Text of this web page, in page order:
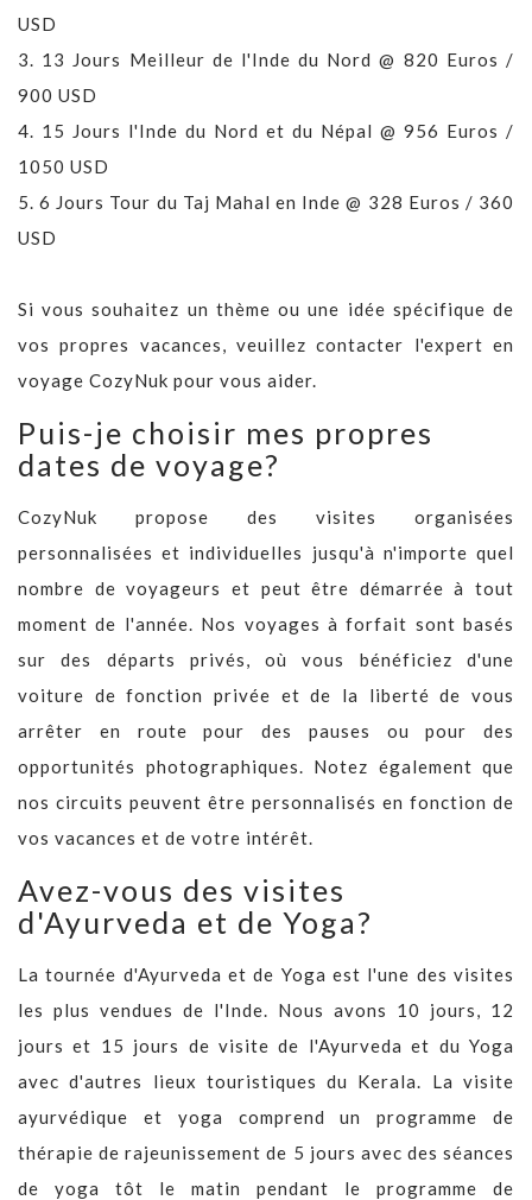
USD
3. 13 Jours Meilleur de l'Inde du Nord @ 820 Euros /
900 USD
4. 15 Jours l'Inde du Nord et du Népal @ 956 Euros /
1050 USD
5.6 Jours Tour du Taj Mahal en Inde @ 328 Euros / 360
USD
Si vous souhaitez un thème ou une idée spécifique de
vos propres vacances, veuillez contacter l'expert en
voyage CozyNuk pour vous aider.
Puis-je choisir mes propres
dates de voyage?
CozyNuk propose des visites organisées
personnalisées et individuelles jusqu'à n'importe quel
nombre de voyageurs et peut être démarrée à tout
moment de l'année. Nos voyages à forfait sont basés
sur des départs privés, où vous bénéficiez d'une
voiture de fonction privée et de la liberté de vous
arrêter en route pour des pauses ou pour des
opportunités photographiques. Notez également que
nos circuits peuvent être personnalisés en fonction de
vos vacances et de votre intérêt.
Avez-vous des visites
d'Ayurveda et de Yoga?
La tournée d'Ayurveda et de Yoga est l'une des visites
les plus vendues de l'Inde. Nous avons 10 jours, 12
jours et 15 jours de visite de l'Ayurveda et du Yoga
avec d'autres lieux touristiques du Kerala. La visite
ayurvédique et yoga comprend un programme de
thérapie de rajeunissement de 5 jours avec des séances
de yoga tôt le matin pendant le programme de